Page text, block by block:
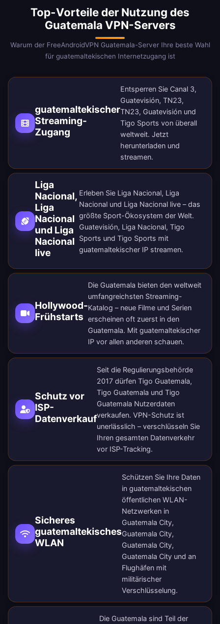
Top-Vorteile der Nutzung des
Guatemala VPN-Servers
Warum der FreeAndroidVPN Guatemala-Server Ihre beste Wahl
für guatemaltekischen Internetzugang ist
guatemaltekischer
Streaming-
Zugang
Entsperren Sie Canal 3,
Guatevisión, TN23,
TN23, Guatevisión und
Tigo Sports von überall
weltweit. Jetzt
herunterladen und
streamen.
Liga
Nacional,
Liga
Nacional
und Liga
Nacional
live
Erleben Sie Liga Nacional, Liga
Nacional und Liga Nacional live – das
größte Sport-Ökosystem der Welt.
Guatevisión, Liga Nacional, Tigo
Sports und Tigo Sports mit
guatemaltekischer IP streamen.
Hollywood-
Frühstarts
Die Guatemala bieten den weltweit
umfangreichsten Streaming-
Katalog – neue Filme und Serien
erscheinen oft zuerst in den
Guatemala. Mit guatemaltekischer
IP vor allen anderen schauen.
Schutz vor
ISP-
Datenverkauf
Seit die Regulierungsbehörde
2017 dürfen Tigo Guatemala,
Tigo Guatemala und Tigo
Guatemala Nutzerdaten
verkaufen. VPN-Schutz ist
unerlässlich – verschlüsseln Sie
Ihren gesamten Datenverkehr
vor ISP-Tracking.
Sicheres
guatemaltekisches
WLAN
Schützen Sie Ihre Daten
in guatemaltekischen
öffentlichen WLAN-
Netzwerken in
Guatemala City,
Guatemala City,
Guatemala City,
Guatemala City und an
Flughäfen mit
militärischer
Verschlüsselung.
Die Guatemala sind Teil der